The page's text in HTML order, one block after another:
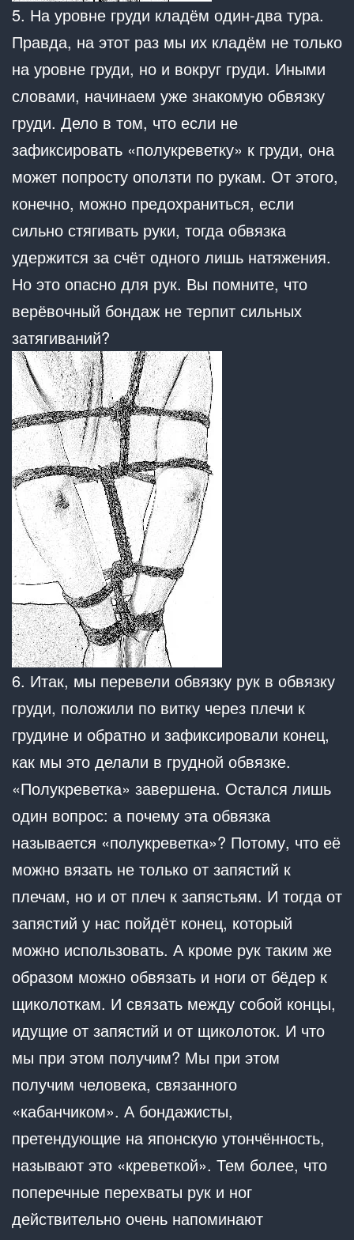
5. На уровне груди кладём один-два тура.
Правда, на этот раз мы их кладём не только
на уровне груди, но и вокруг груди. Иными
словами, начинаем уже знакомую обвязку
груди. Дело в том, что если не
зафиксировать «полукреветку» к груди, она
может попросту оползти по рукам. От этого,
конечно, можно предохраниться, если
сильно стягивать руки, тогда обвязка
удержится за счёт одного лишь натяжения.
Но это опасно для рук. Вы помните, что
верёвочный бондаж не терпит сильных
затягиваний?
6. Итак, мы перевели обвязку рук в обвязку
груди, положили по витку через плечи к
грудине и обратно и зафиксировали конец,
как мы это делали в грудной обвязке.
«Полукреветка» завершена. Остался лишь
один вопрос: а почему эта обвязка
называется «полукреветка»? Потому, что её
можно вязать не только от запястий к
плечам, но и от плеч к запястьям. И тогда от
запястий у нас пойдёт конец, который
можно использовать. А кроме рук таким же
образом можно обвязать и ноги от бёдер к
щиколоткам. И связать между собой концы,
идущие от запястий и от щиколоток. И что
мы при этом получим? Мы при этом
получим человека, связанного
«кабанчиком». А бондажисты,
претендующие на японскую утончённость,
называют это «креветкой». Тем более, что
поперечные перехваты рук и ног
действительно очень напоминают